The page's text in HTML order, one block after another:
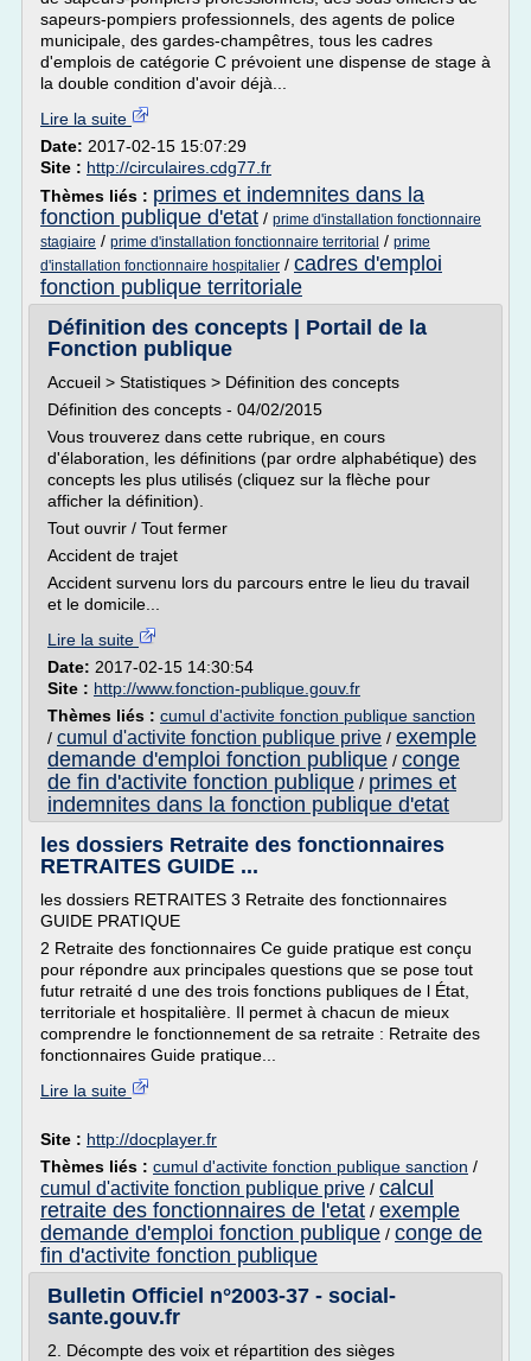
sapeurs-pompiers professionnels, des agents de police
municipale, des gardes-champêtres, tous les cadres
d'emplois de catégorie C prévoient une dispense de stage à
la double condition d'avoir déjà...
Lire la suite
Date: 2017-02-15 15:07:29
Site : http://circulaires.cdg77.fr
Thèmes liés : primes et indemnites dans la
fonction publique d'etat / prime d'installation fonctionnaire
stagiaire / prime d'installation fonctionnaire territorial / prime
d'installation fonctionnaire hospitalier / cadres d'emploi
fonction publique territoriale
Définition des concepts | Portail de la
Fonction publique
Accueil > Statistiques > Définition des concepts
Définition des concepts - 04/02/2015
Vous trouverez dans cette rubrique, en cours
d'élaboration, les définitions (par ordre alphabétique) des
concepts les plus utilisés (cliquez sur la flèche pour
afficher la définition).
Tout ouvrir / Tout fermer
Accident de trajet
Accident survenu lors du parcours entre le lieu du travail
et le domicile...
Lire la suite
Date: 2017-02-15 14:30:54
Site : http://www.fonction-publique.gouv.fr
Thèmes liés : cumul d'activite fonction publique sanction
/ cumul d'activite fonction publique prive / exemple
demande d'emploi fonction publique / conge
de fin d'activite fonction publique / primes et
indemnites dans la fonction publique d'etat
les dossiers Retraite des fonctionnaires
RETRAITES GUIDE ...
les dossiers RETRAITES 3 Retraite des fonctionnaires
GUIDE PRATIQUE
2 Retraite des fonctionnaires Ce guide pratique est conçu
pour répondre aux principales questions que se pose tout
futur retraité d une des trois fonctions publiques de l État,
territoriale et hospitalière. Il permet à chacun de mieux
comprendre le fonctionnement de sa retraite : Retraite des
fonctionnaires Guide pratique...
Lire la suite
Site : http://docplayer.fr
Thèmes liés : cumul d'activite fonction publique sanction /
cumul d'activite fonction publique prive / calcul
retraite des fonctionnaires de l'etat / exemple
demande d'emploi fonction publique / conge de
fin d'activite fonction publique
Bulletin Officiel n°2003-37 - social-
sante.gouv.fr
2. Décompte des voix et répartition des sièges